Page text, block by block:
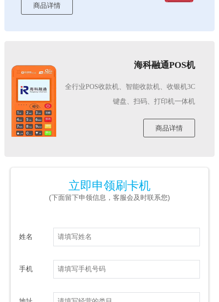
商品详情
海科融通POS机
全行业POS收款机、智能收款机、收银机3C
键盘、扫码、打印机一体机
商品详情